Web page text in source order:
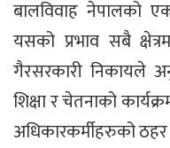
बालविवाह नेपालको
यसको प्रभाव सबै
गैरसरकारी निकायले
शिक्षा र चेतनाको
अधिकारकर्मीहरुको